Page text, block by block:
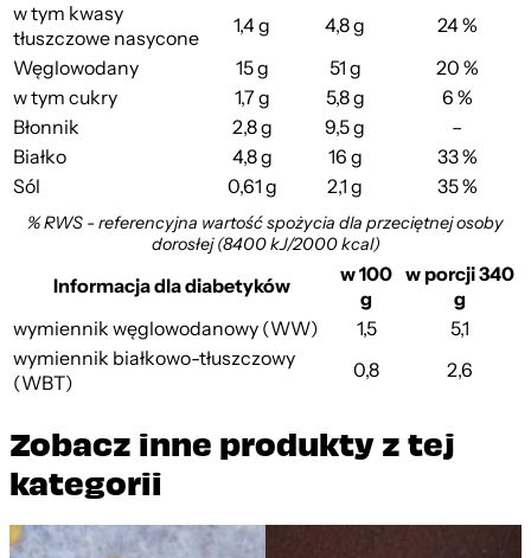
w tym kwasy
tłuszczowe nasycone
1,4 g 4,8 g
24 %
Węglowodany
15 g 51 g
20 %
w tym cukry
1,7 g 5,8 g
6 %
Błonnik
2,8 g 9,5 g
–
Białko
4,8 g 16 g
33 %
Sól
0,61 g 2,1 g 35 %
% RWS - referencyjna wartość spożycia dla przeciętnej osoby
dorosłej (8400 kJ/2000 kcal)
Informacja dla diabetyków
w 100
g
w porcji 340
g
wymiennik węglowodanowy (WW)
1,5
5,1
wymiennik białkowo-tłuszczowy
(WBT)
0,8 2,6
Zobacz inne produkty z tej
kategorii